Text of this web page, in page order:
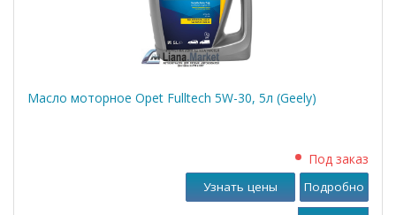
Масло моторное Opet Fulltech 5W-30, 5л (Geely)
Под заказ
Узнать цены Подробно